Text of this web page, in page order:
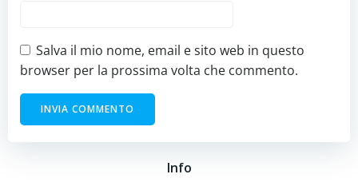
Salva il mio nome, email e sito web in questo
browser per la prossima volta che commento.
Info